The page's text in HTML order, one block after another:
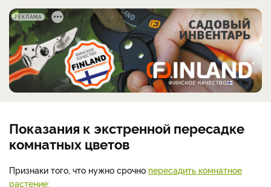
РЕКЛАМА
Показания к экстренной пересадке
комнатных цветов
Признаки того, что нужно срочно пересадить комнатное
растение: